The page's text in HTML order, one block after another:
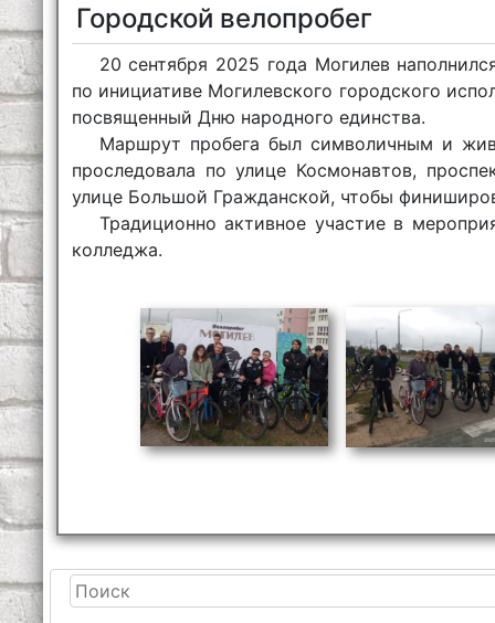
Городской велопробег
20 сентября 2025 года Могилев
по инициативе Могилевского городского
посвященный Дню народного единства.
Маршрут пробега был символичным и
проследовала по улице Космонавтов,
улице Большой Гражданской, чтобы
Традиционно активное участие в
колледжа.